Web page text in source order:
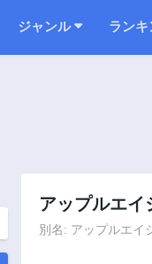
ジャンル ラン
アップルエイ
別名: アップルエイ